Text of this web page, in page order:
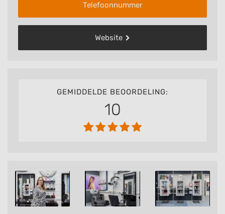
Telefoonnummer
Website
GEMIDDELDE BEOORDELING:
10